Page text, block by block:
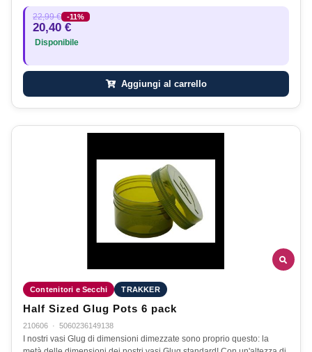
22,99 € -11%
20,40 €
Disponibile
Aggiungi al carrello
Contenitori e Secchi TRAKKER
Half Sized Glug Pots 6 pack
210606 · 5060236149138
I nostri vasi Glug di dimensioni dimezzate sono proprio questo: la